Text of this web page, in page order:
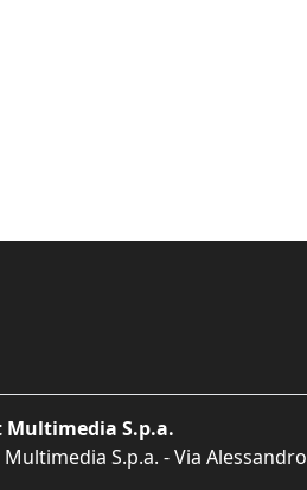
Multimedia S.p.a.
S.p.a. - Via Alessandro